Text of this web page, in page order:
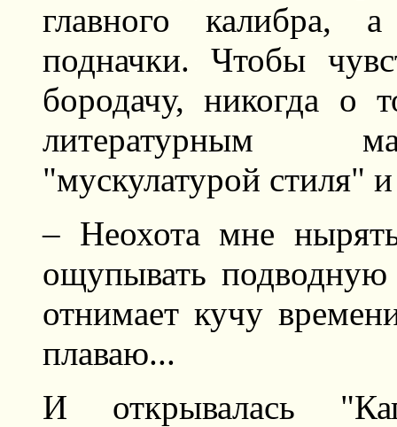
главного калибра,
подначки. Чтобы
бородачу, никогда о
литературным
"мускулатурой стиля"
– Неохота мне
ощупывать подводную
отнимает кучу
плаваю...
И открывалась